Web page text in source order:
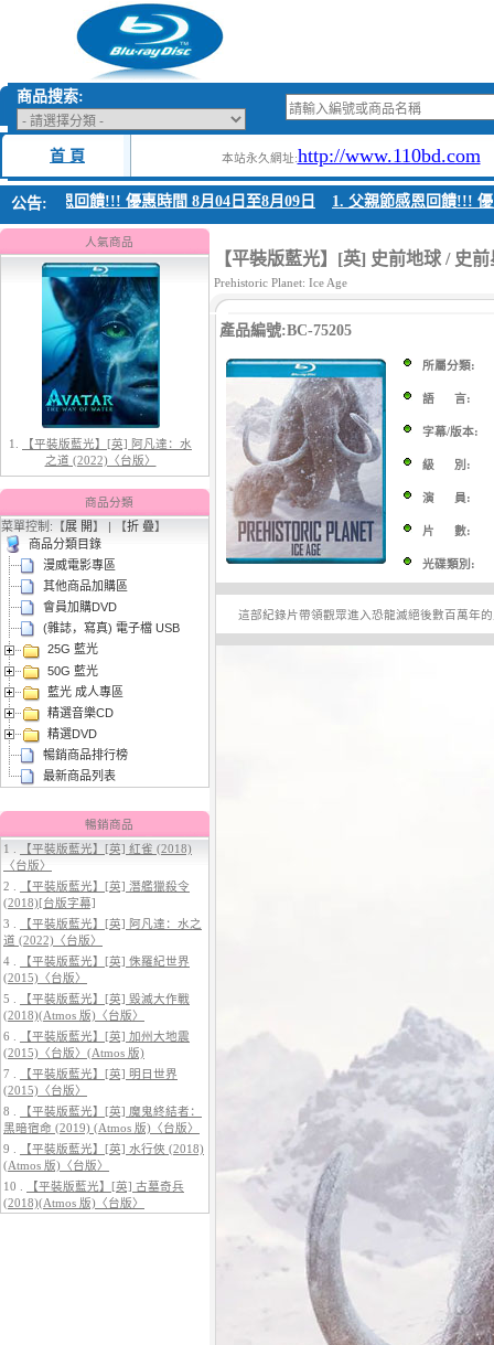
商品搜索:
首 頁 本站永久網址:http://www.110bd.com
公告:
親節感恩回饋!!! 優惠時間 8月04日至8月09日 1. 父親節感恩回饋!!! 優
人氣商品
1.【平裝版藍光】[英] 阿凡達：水
之道 (2022)〈台版〉
與燼 (2025)(Atmos 版)〈台版〉
3.【平裝版藍光】[英] 穿著PRADA
的惡魔 2 (2026)
(2026)
5.【平裝版藍光】[英] 巔峰獵殺
(2026)
商品分類
菜單控制:【展 開】 | 【折 疊】
商品分類目錄
漫威電影專區
其他商品加購區
會員加購DVD
(雜誌，寫真) 電子檔 USB
25G 藍光
50G 藍光
藍光 成人專區
精選音樂CD
精選DVD
暢銷商品排行榜
最新商品列表
暢銷商品
1 .
【平裝版藍光】[英] 紅雀 (2018)
〈台版〉
2 .
【平裝版藍光】[英] 潛艦獵殺令
(2018)[台版字幕]
3 .
【平裝版藍光】[英] 阿凡達：水之
道 (2022)〈台版〉
4 .
【平裝版藍光】[英] 侏羅紀世界
(2015)〈台版〉
5 .
【平裝版藍光】[英] 毀滅大作戰
(2018)(Atmos 版)〈台版〉
6 .
【平裝版藍光】[英] 加州大地震
(2015)〈台版〉(Atmos 版)
7 .
【平裝版藍光】[英] 明日世界
(2015)〈台版〉
8 .
【平裝版藍光】[英] 魔鬼終結者：
黑暗宿命 (2019) (Atmos 版)〈台版〉
9 .
【平裝版藍光】[英] 水行俠 (2018)
(Atmos 版)〈台版〉
10 .
【平裝版藍光】[英] 古墓奇兵
(2018)(Atmos 版)〈台版〉
【平裝版藍光】[英] 史前地球 / 史
Prehistoric Planet: Ice Age
產品編號:BC-75205
所屬分類:
語 言:
字幕/版本:
級 別:
演 員:
片 數:
光碟類別:
這部紀錄片帶領觀眾進入恐龍滅絕後數百萬年